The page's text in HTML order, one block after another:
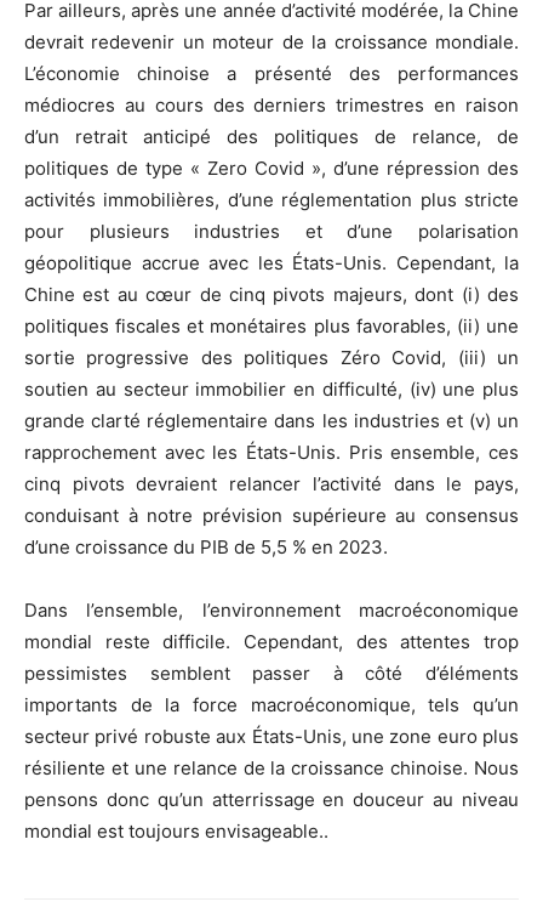
Par ailleurs, après une année d’activité modérée, la Chine
devrait redevenir un moteur de la croissance mondiale.
L’économie chinoise a présenté des performances
médiocres au cours des derniers trimestres en raison
d’un retrait anticipé des politiques de relance, de
politiques de type « Zero Covid », d’une répression des
activités immobilières, d’une réglementation plus stricte
pour plusieurs industries et d’une polarisation
géopolitique accrue avec les États-Unis. Cependant, la
Chine est au cœur de cinq pivots majeurs, dont (i) des
politiques fiscales et monétaires plus favorables, (ii) une
sortie progressive des politiques Zéro Covid, (iii) un
soutien au secteur immobilier en difficulté, (iv) une plus
grande clarté réglementaire dans les industries et (v) un
rapprochement avec les États-Unis. Pris ensemble, ces
cinq pivots devraient relancer l’activité dans le pays,
conduisant à notre prévision supérieure au consensus
d’une croissance du PIB de 5,5 % en 2023.
Dans l’ensemble, l’environnement macroéconomique
mondial reste difficile. Cependant, des attentes trop
pessimistes semblent passer à côté d’éléments
importants de la force macroéconomique, tels qu’un
secteur privé robuste aux États-Unis, une zone euro plus
résiliente et une relance de la croissance chinoise. Nous
pensons donc qu’un atterrissage en douceur au niveau
mondial est toujours envisageable..